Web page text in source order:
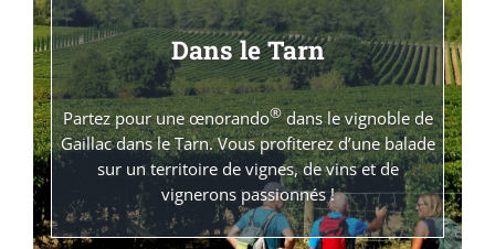
Dans le Tarn
Partez pour une œnorando®dans le vignoble de
Gaillac dans le Tarn. Vous profiterez d’une balade
sur un territoire de vignes, de vins et de
vignerons passionnés !